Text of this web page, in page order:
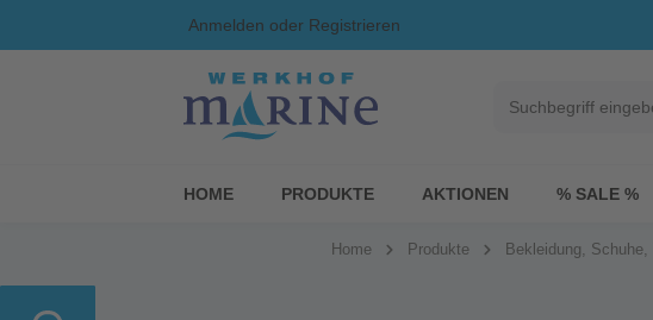
Anmelden oder Registrieren
HOME PRODUKTE AKTIONEN % SALE %
Home Produkte Bekleidung, Schuhe,